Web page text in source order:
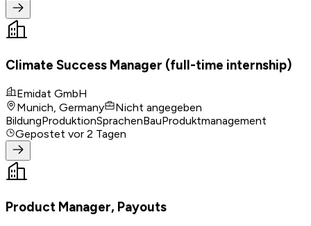
Climate Success Manager (full-time internship)
Emidat GmbH
Munich, Germany
Nicht angegeben
BildungProduktionSprachenBauProduktmanagement
Gepostet vor 2 Tagen
Product Manager, Payouts